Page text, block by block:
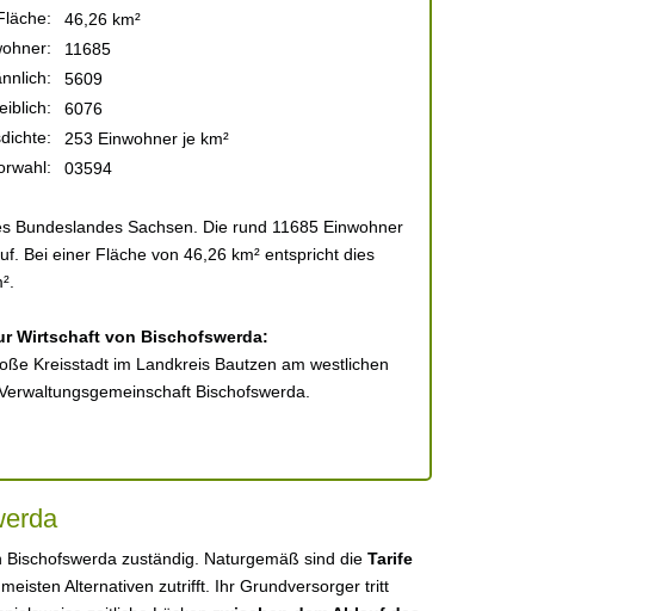
46,26 km²
11685
5609
6076
253 Einwohner je km²
03594
Bundeslandes Sachsen. Die rund 11685 Einwohner
Bei einer Fläche von 46,26 km² entspricht dies
Wirtschaft von Bischofswerda:
Kreisstadt im Landkreis Bautzen am westlichen
Bischofswerda.
Bischofswerda zuständig. Naturgemäß sind die Tarife
Alternativen zutrifft. Ihr Grundversorger tritt